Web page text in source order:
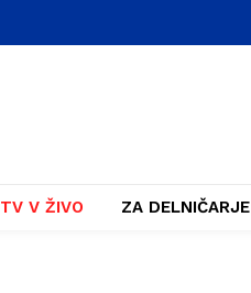
TV V ŽIVO ZA DELNIČARJE